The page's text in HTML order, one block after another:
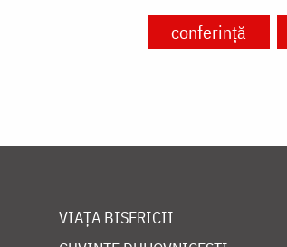
conferință
VIAȚA BISERICII